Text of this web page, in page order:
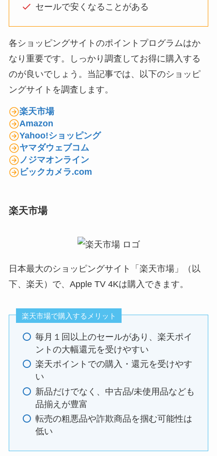
セールで安くなることがある
各ショッピングサイトのポイントプログラムはか
なり重要です。しっかり調査してお得に購入する
のが良いでしょう。当記事では、以下のショッピ
ングサイトを調査します。
楽天市場
Amazon
Yahoo!ショッピング
ヤマダウェブコム
ノジマオンライン
ビックカメラ.com
楽天市場
日本最大のショッピングサイト「楽天市場」（以
下、楽天）で、Apple TV 4Kは購入できます。
楽天市場で購入するメリット
毎月１回以上のセールがあり、楽天ポイ
ントの大幅還元を受けやすい
楽天ポイントでの購入・還元を受けやす
い
新品だけでなく、中古品/未使用品なども
品揃えが豊富
転売の粗悪品や詐欺商品を掴む可能性は
低い